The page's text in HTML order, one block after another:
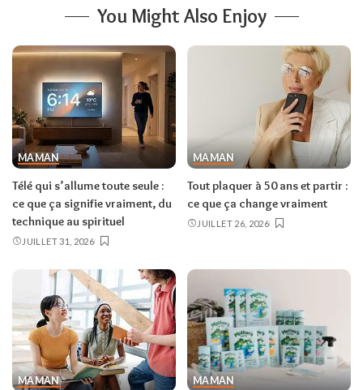
You Might Also Enjoy
MAMAN
Télé qui s’allume toute seule :
ce que ça signifie vraiment, du
technique au spirituel
JUILLET 31, 2026
MAMAN
Tout plaquer à 50 ans et partir :
ce que ça change vraiment
JUILLET 26, 2026
MAMAN MAMAN